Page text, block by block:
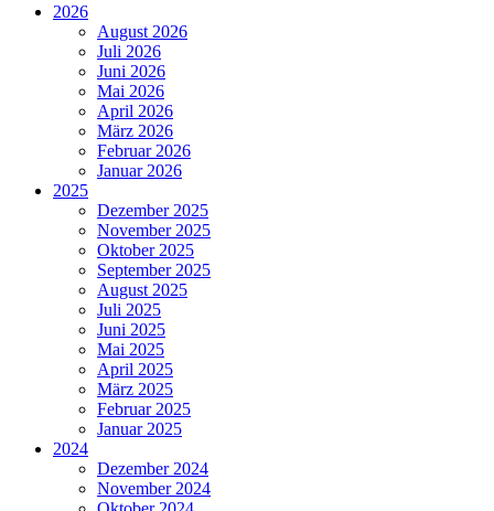
2026
August 2026
Juli 2026
Juni 2026
Mai 2026
April 2026
März 2026
Februar 2026
Januar 2026
2025
Dezember 2025
November 2025
Oktober 2025
September 2025
August 2025
Juli 2025
Juni 2025
Mai 2025
April 2025
März 2025
Februar 2025
Januar 2025
2024
Dezember 2024
November 2024